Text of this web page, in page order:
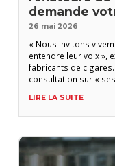
demande
26 mai 2026
« Nous invitons
entendre leur voix »,
fabricants de
consultation sur «
jusqu’au 15 juin
révision des
LIRE LA SUITE